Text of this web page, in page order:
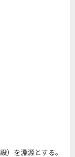
）を淵源とする。